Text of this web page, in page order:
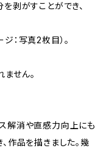
剥がすことができ、
：写真2枚目）。
せん。
解消や直感力向上にも
作品を描きました。幾